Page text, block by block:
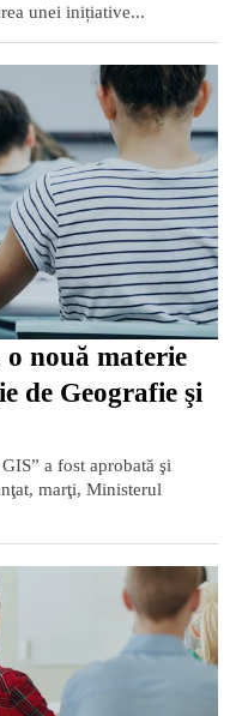
unei inițiative...
nouă materie
de Geografie şi
a fost aprobată şi
marţi, Ministerul